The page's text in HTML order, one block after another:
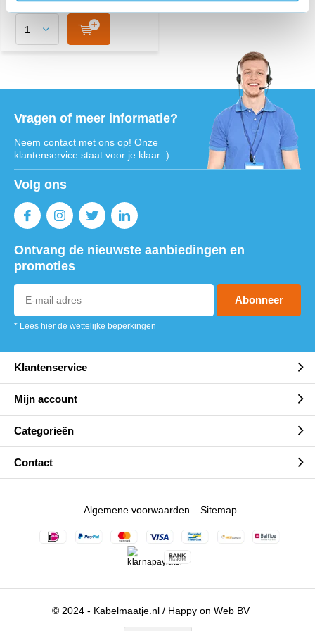
Vragen of meer informatie?
Neem contact met ons op! Onze
klantenservice staat voor je klaar :)
Volg ons
Ontvang de nieuwste aanbiedingen en
promoties
Abonneer
* Lees hier de wettelijke beperkingen
Klantenservice
Mijn account
Categorieën
Contact
© 2024 - Kabelmaatje.nl / Happy on Web BV
Algemene voorwaarden Sitemap